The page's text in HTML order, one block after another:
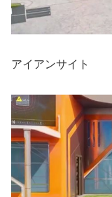
アイアンサイト